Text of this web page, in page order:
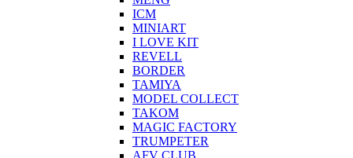
ICM
MINIART
I LOVE KIT
REVELL
BORDER
TAMIYA
MODEL COLLECT
TAKOM
MAGIC FACTORY
TRUMPETER